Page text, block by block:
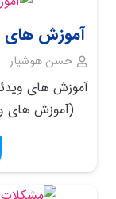
آموزش های
حسن هوشیار
آموزش های
(آموزش های